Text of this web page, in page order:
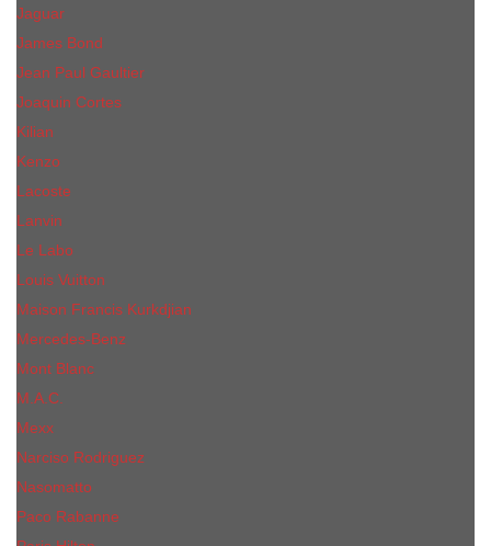
Jaguar
James Bond
Jean Paul Gaultier
Joaquin Сortes
Kilian
Kenzo
Lacoste
Lanvin
Le Labo
Louis Vuitton
Maison Francis Kurkdjian
Mercedes-Benz
Mont Blanc
M.А.C.
Mexx
Narciso Rodriguez
Nasomatto
Paco Rabanne